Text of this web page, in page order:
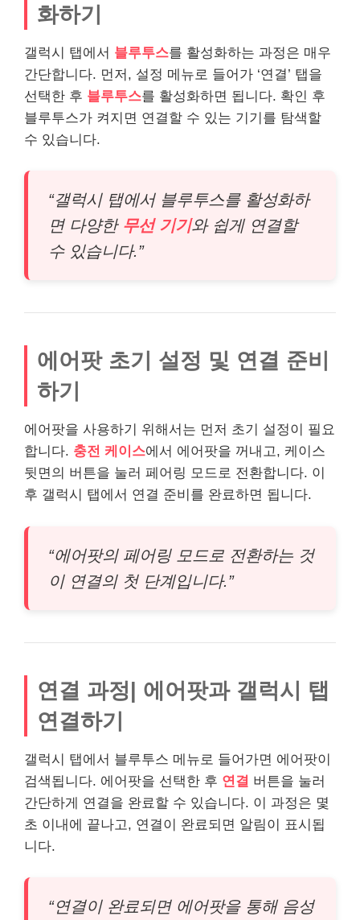
화하기
갤럭시 탭에서 블루투스를 활성화하는 과정은 매우
간단합니다. 먼저, 설정 메뉴로 들어가 ‘연결’ 탭을
선택한 후 블루투스를 활성화하면 됩니다. 확인 후
블루투스가 켜지면 연결할 수 있는 기기를 탐색할
수 있습니다.
“갤럭시 탭에서 블루투스를 활성화하
면 다양한 무선 기기와 쉽게 연결할
수 있습니다.”
에어팟 초기 설정 및 연결 준비
하기
에어팟을 사용하기 위해서는 먼저 초기 설정이 필요
합니다. 충전 케이스에서 에어팟을 꺼내고, 케이스
뒷면의 버튼을 눌러 페어링 모드로 전환합니다. 이
후 갤럭시 탭에서 연결 준비를 완료하면 됩니다.
“에어팟의 페어링 모드로 전환하는 것
이 연결의 첫 단계입니다.”
연결 과정| 에어팟과 갤럭시 탭
연결하기
갤럭시 탭에서 블루투스 메뉴로 들어가면 에어팟이
검색됩니다. 에어팟을 선택한 후 연결 버튼을 눌러
간단하게 연결을 완료할 수 있습니다. 이 과정은 몇
초 이내에 끝나고, 연결이 완료되면 알림이 표시됩
니다.
“연결이 완료되면 에어팟을 통해 음성